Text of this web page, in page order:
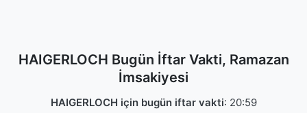
HAIGERLOCH Bugün İftar Vakti, Ramazan
İmsakiyesi
HAIGERLOCH için bugün iftar vakti: 20:59